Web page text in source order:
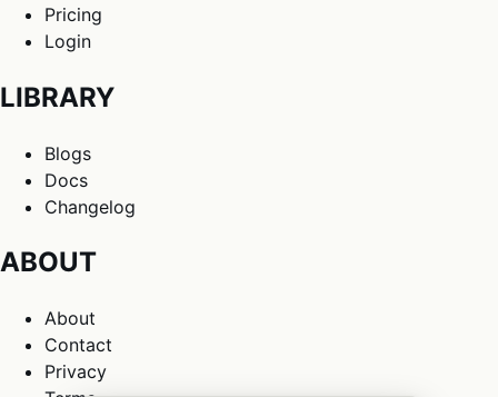
Pricing
Login
LIBRARY
Blogs
Docs
Changelog
ABOUT
About
Contact
Privacy